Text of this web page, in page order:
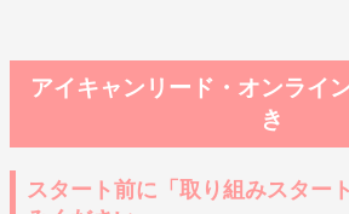
アイキャンリード・オンライ
き
スタート前に「取り組みスター